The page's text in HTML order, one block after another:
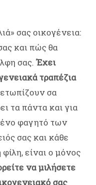
σας οικογένεια:
και πώς θα
σας. Έχει
τραπέζια
σα
τα πάντα και για
φαγητό των
σας και κάθε
είναι ο μόνος
να μιλήσετε
σας